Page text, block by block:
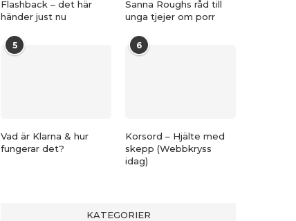
Flashback – det här
händer just nu
Sanna Roughs råd till
unga tjejer om porr
5
Vad är Klarna & hur
fungerar det?
6
Korsord – Hjälte med
skepp (Webbkryss
idag)
KATEGORIER